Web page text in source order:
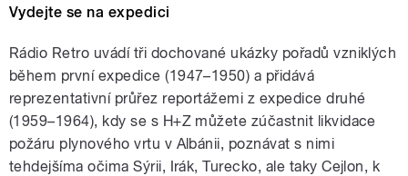
Vydejte se na expedici
Rádio Retro uvádí tři dochované ukázky pořadů vzniklých
během první expedice (1947–1950) a přidává
reprezentativní průřez reportážemi z expedice druhé
(1959–1964), kdy se s H+Z můžete zúčastnit likvidace
požáru plynového vrtu v Albánii, poznávat s nimi
tehdejšíma očima Sýrii, Irák, Turecko, ale taky Cejlon, k